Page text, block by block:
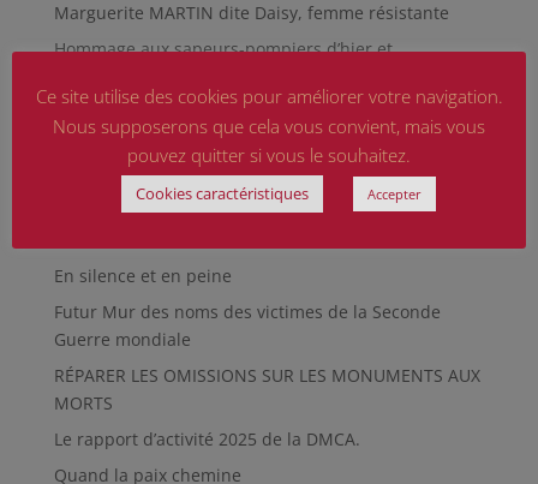
Marguerite MARTIN dite Daisy, femme résistante
Hommage aux sapeurs-pompiers d’hier et
Qu’est-ce qu’était le Sentier des Passeurs, durant la
Seconde Guerre mondiale, à Moussey ?
La revue « Entre les lignes » éditée par l’équipe du
musée de Besançon
En silence et en peine
Futur Mur des noms des victimes de la Seconde
Guerre mondiale
RÉPARER LES OMISSIONS SUR LES MONUMENTS AUX
MORTS
Le rapport d’activité 2025 de la DMCA.
Quand la paix chemine
Ce site utilise des cookies pour améliorer votre navigation.
Nous supposerons que cela vous convient, mais vous
pouvez quitter si vous le souhaitez.
Cookies caractéristiques Accepter